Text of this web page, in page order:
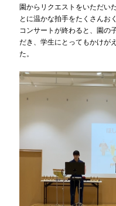
園からリクエストをいただい
とに温かな拍手をたくさんお
コンサートが終わると、園の
だき、学生にとってもかけが
た。